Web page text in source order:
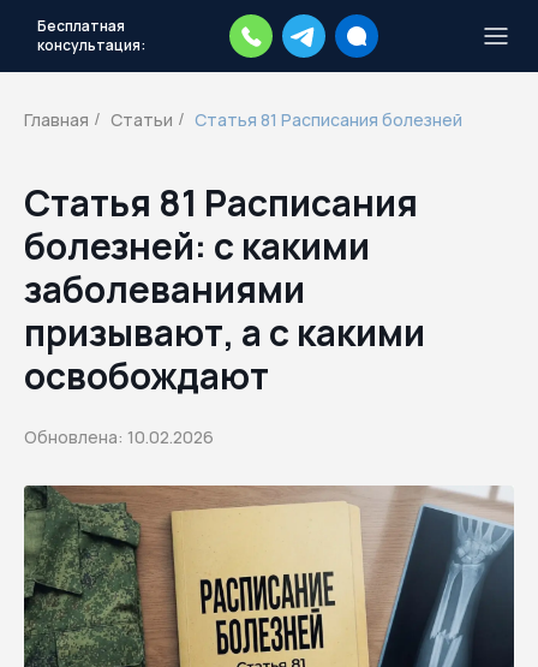
Бесплатная
консультация:
Главная / Статьи / Статья 81 Расписания болезней
Статья 81 Расписания
болезней: с какими
заболеваниями
призывают, а с какими
освобождают
Обновлена: 10.02.2026
каждый день.
Экстренный план
действий